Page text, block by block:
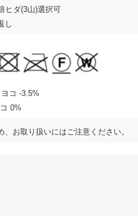
ヒダ(3山)選択可
し
コ -3.5%
0%
お取り扱いにはご注意ください。